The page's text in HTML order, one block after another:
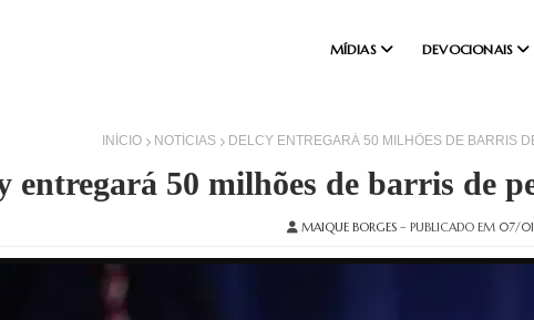
MÍDIAS DEVOCIONAIS
INÍCIO NOTÍCIAS DELCY ENTREGARÁ 50 MILHÕES DE BARRIS
entregará 50 milhões de barris de
MAIQUE BORGES– PUBLICADO EM 07/